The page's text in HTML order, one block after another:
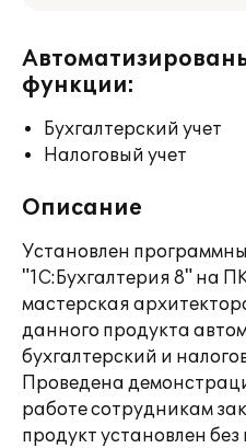
функции:
Бухгалтерский учет
Налоговый учет
Описание
Установлен
"1С:Бухгалтерия 8" на
мастерская
данного продукта
бухгалтерский и
Проведена
работе сотрудникам
продукт установлен